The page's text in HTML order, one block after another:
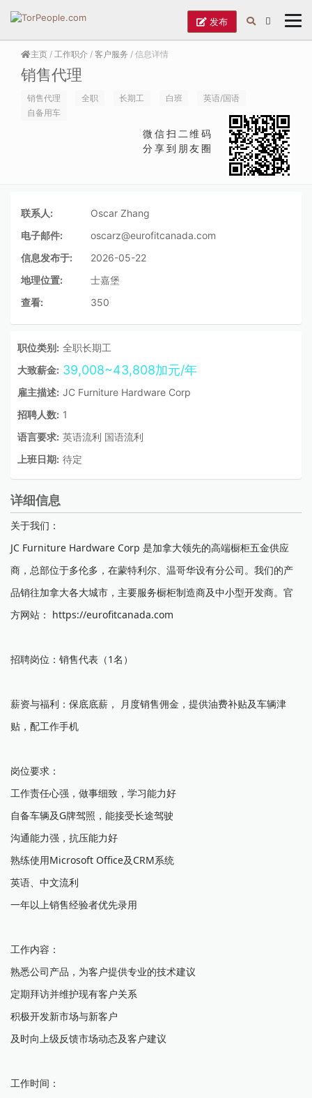
发布
主页 / 工作职介 / 客户服务 / 信息详情
销售代理
销售代理 全职 长期工 白班
英语/国语
自备用车
微信扫二维码
分享到朋友圈
联系人:
Oscar Zhang
电子邮件:
oscarz@eurofitcanada.com
信息发布于:
2026-05-22
地理位置:
士嘉堡
查看:
350
职位类别: 全职长期工
大致薪金: 39,008~43,808加元/年
雇主描述: JC Furniture Hardware Corp
招聘人数: 1
语言要求: 英语流利 国语流利
上班日期: 待定
详细信息
关于我们：
JC Furniture Hardware Corp 是加拿大领先的高端橱柜五金供应
商，总部位于多伦多，在蒙特利尔、温哥华设有分公司。我们的产
品销往加拿大各大城市，主要服务橱柜制造商及中小型开发商。官
方网站： https://eurofitcanada.com
招聘岗位：销售代表（1名）
薪资与福利：保底底薪， 月度销售佣金，提供油费补贴及车辆津
贴，配工作手机
岗位要求：
工作责任心强，做事细致，学习能力好
自备车辆及G牌驾照，能接受长途驾驶
沟通能力强，抗压能力好
熟练使用Microsoft Office及CRM系统
英语、中文流利
一年以上销售经验者优先录用
工作内容：
熟悉公司产品，为客户提供专业的技术建议
定期拜访并维护现有客户关系
积极开发新市场与新客户
及时向上级反馈市场动态及客户建议
工作时间：